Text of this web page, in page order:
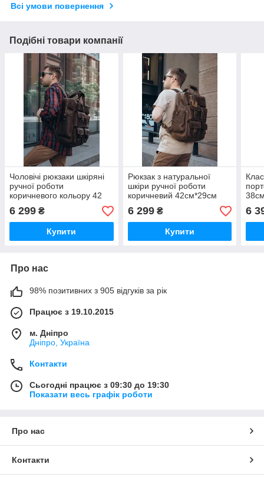
Всі умови повернення
Подібні товари компанії
Чоловічі рюкзаки шкіряні
ручної роботи
коричневого кольору 42
см*29см
6 299 ₴
Купити
Рюкзак з натуральної
шкіри ручної роботи
коричневий 42см*29см
6 299₴
Купити
6
Про нас
98% позитивних з 905 відгуків за рік
Працює з 19.10.2015
м. Дніпро
Дніпро, Україна
Контакти
Сьогодні працює з 09:30 до 19:30
Показати весь графік роботи
Про нас
Контакти